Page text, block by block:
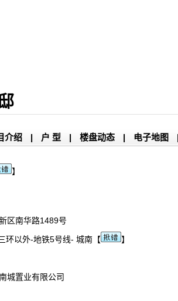
介绍 | 户 型 | 楼盘动态 | 电子地图
】
区南华路1489号
环以外-地铁5号线- 城南【
】
城置业有限公司